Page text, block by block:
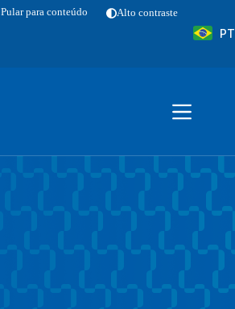
Pular para conteúdo
Alto contraste
PT